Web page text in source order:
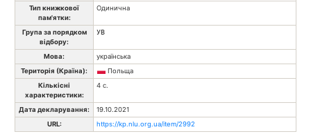
Тип книжкової
пам'ятки:
Одинична
Група за порядком
відбору:
УВ
Мова:
українська
Територія (Країна):
Польща
Кількісні
характеристики:
4 с.
Дата декларування:
19.10.2021
URL:
https://kp.nlu.org.ua/item/2992